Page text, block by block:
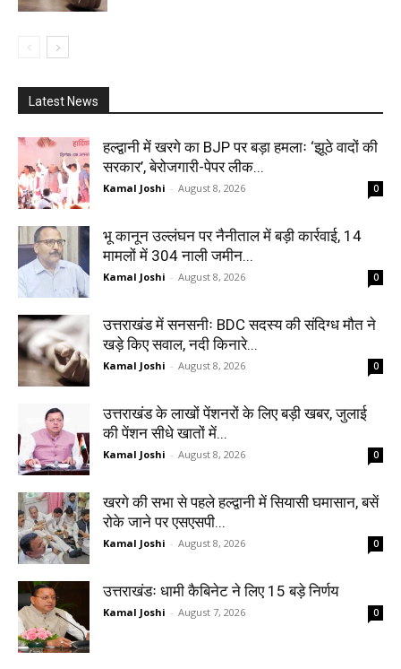
Latest News
हल्द्वानी में खरगे का BJP पर बड़ा हमलाः ‘झूठे वादों की
सरकार’, बेरोजगारी-पेपर लीक...
Kamal Joshi - August 8, 2026 0
भू कानून उल्लंघन पर नैनीताल में बड़ी कार्रवाई, 14
मामलों में 304 नाली जमीन...
Kamal Joshi - August 8, 2026 0
उत्तराखंड में सनसनीः BDC सदस्य की संदिग्ध मौत ने
खड़े किए सवाल, नदी किनारे...
Kamal Joshi - August 8, 2026 0
उत्तराखंड के लाखों पेंशनरों के लिए बड़ी खबर, जुलाई
की पेंशन सीधे खातों में...
Kamal Joshi - August 8, 2026 0
खरगे की सभा से पहले हल्द्वानी में सियासी घमासान, बसें
रोके जाने पर एसएसपी...
Kamal Joshi - August 8, 2026 0
उत्तराखंडः धामी कैबिनेट ने लिए 15 बड़े निर्णय
Kamal Joshi - August 7, 2026 0